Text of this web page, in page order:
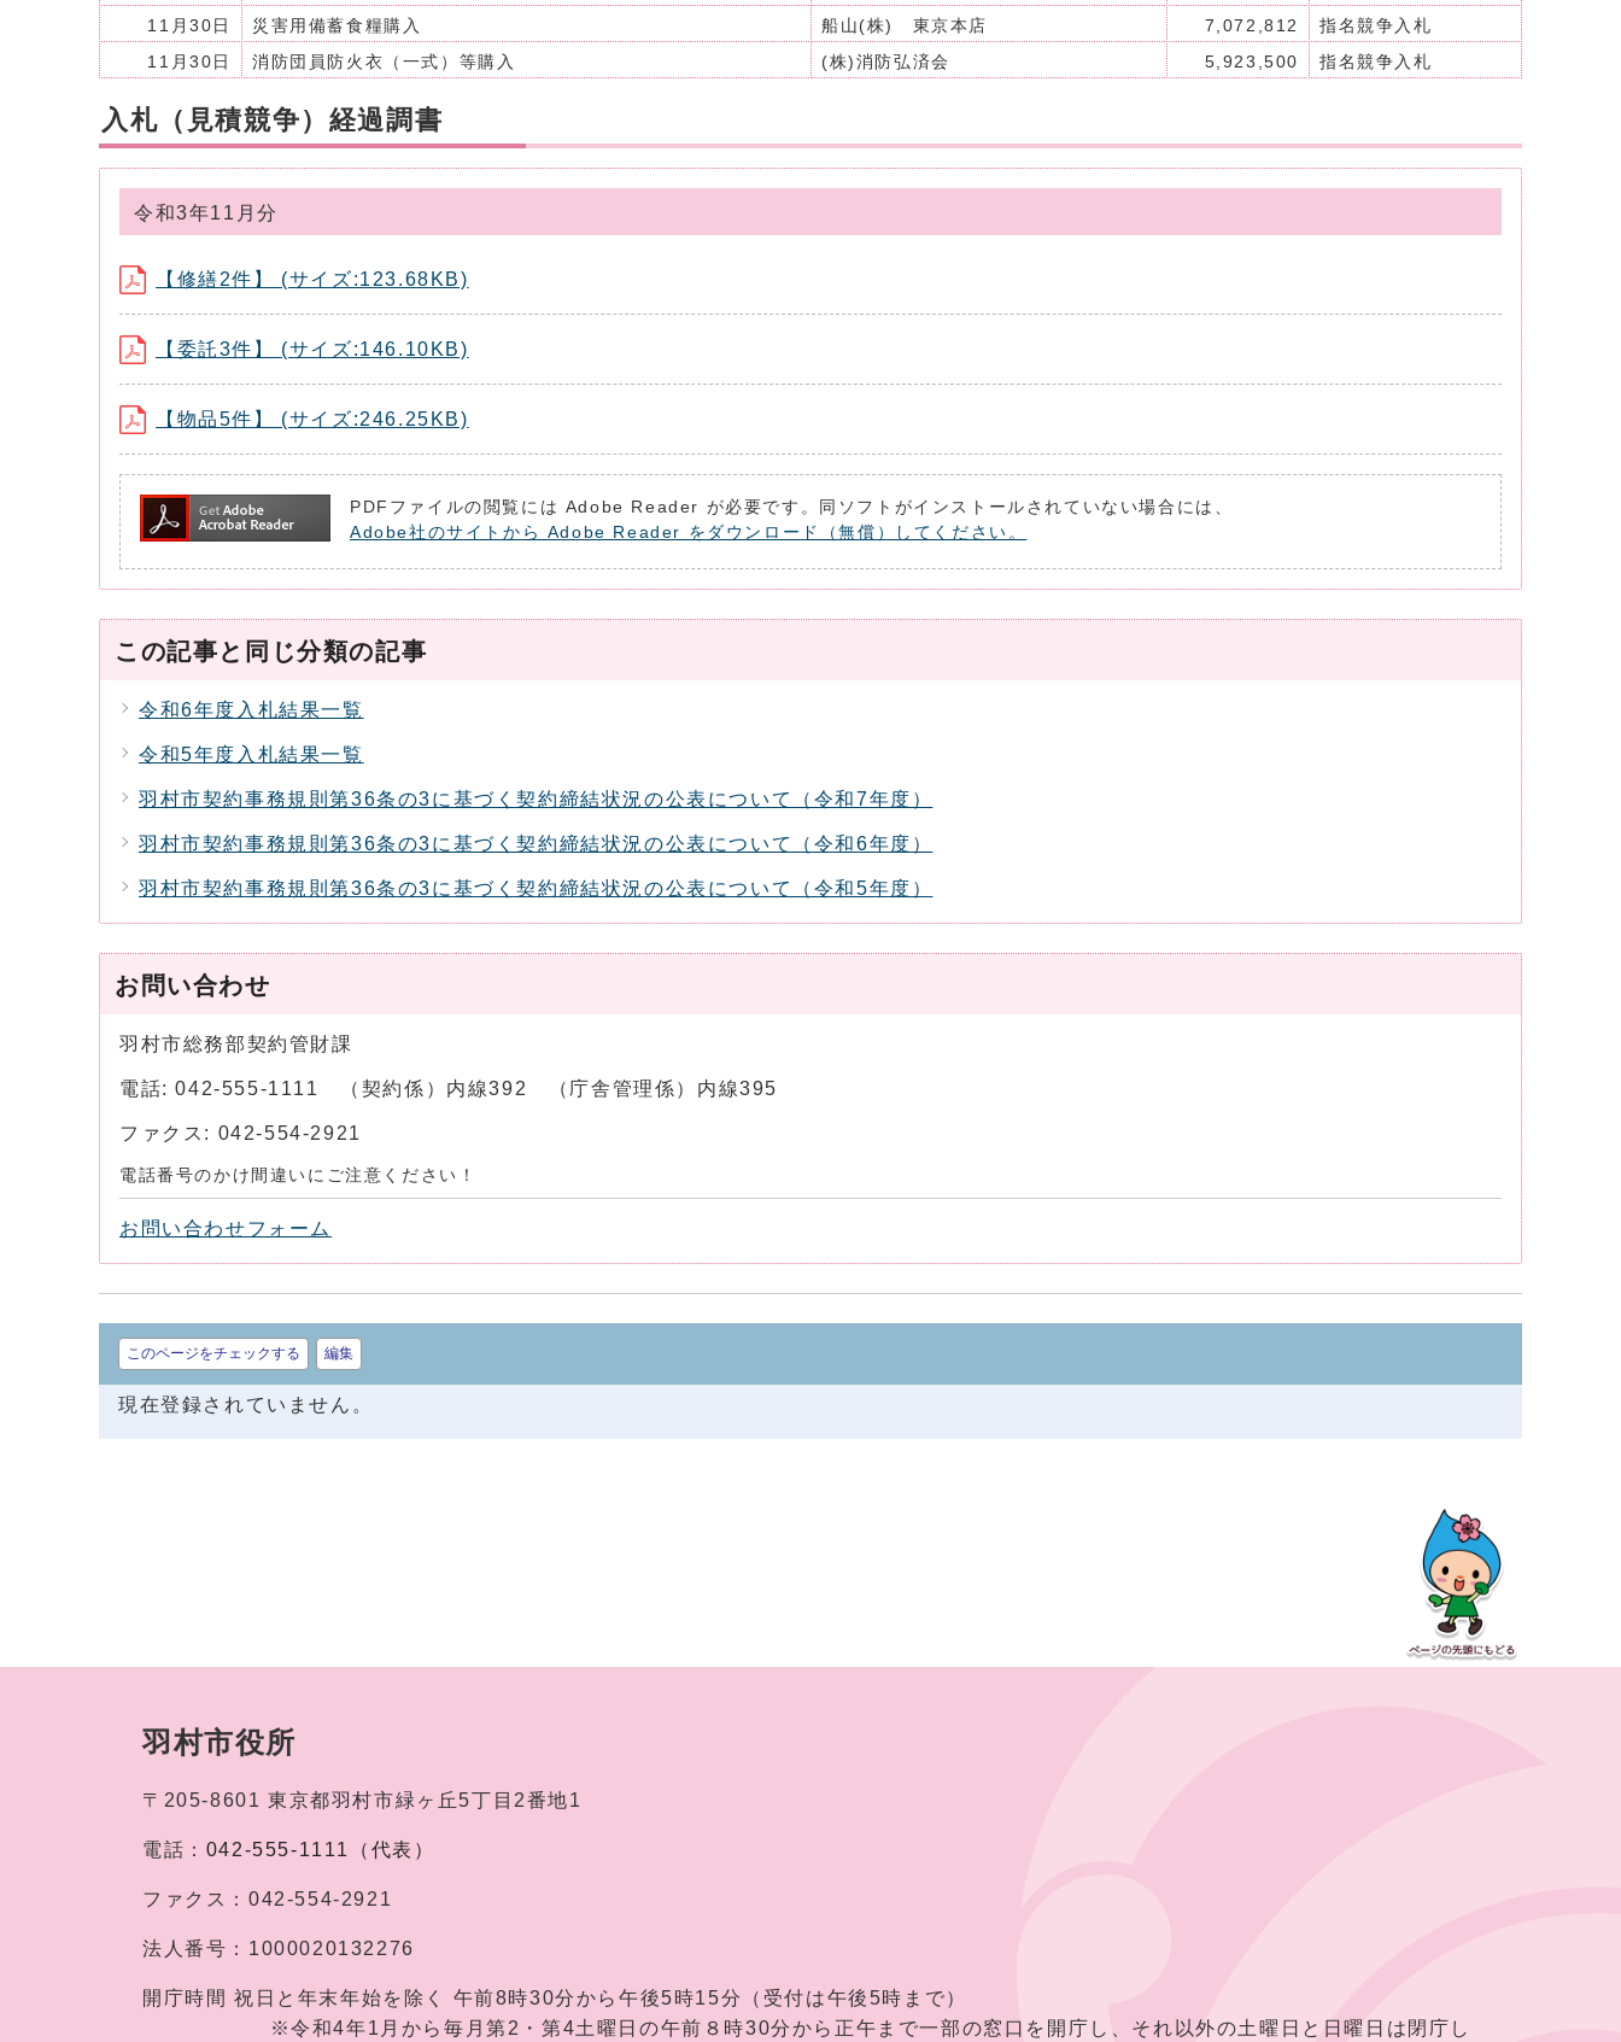
11月30日
災害用備蓄食糧購入 船山(株) 東京本店 7,072,812
指名競争入札
11月30日
消防団員防火衣（一式）等購入 (株)消防弘済会 5,923,500 指名競争入札
入札（見積競争）経過調書
令和3年11月分
【修繕2件】 (サイズ:123.68KB)
【委託3件】 (サイズ:146.10KB)
【物品5件】 (サイズ:246.25KB)
PDFファイルの閲覧には Adobe Reader が必要です。同ソフトがインストールされていない場合には、
Adobe社のサイトから Adobe Reader をダウンロード（無償）してください。
この記事と同じ分類の記事
令和6年度入札結果一覧
令和5年度入札結果一覧
羽村市契約事務規則第36条の3に基づく契約締結状況の公表について（令和7年度）
羽村市契約事務規則第36条の3に基づく契約締結状況の公表について（令和6年度）
羽村市契約事務規則第36条の3に基づく契約締結状況の公表について（令和5年度）
お問い合わせ
羽村市総務部契約管財課
電話: 042-555-1111 （契約係）内線392 （庁舎管理係）内線395
ファクス: 042-554-2921
電話番号のかけ間違いにご注意ください！
お問い合わせフォーム
このページをチェックする 編集
現在登録されていません。
羽村市役所
〒205-8601 東京都羽村市緑ヶ丘5丁目2番地1
電話： 042-555-1111（代表）
ファクス： 042-554-2921
法人番号： 1000020132276
開庁時間 祝日と年末年始を除く 午前8時30分から午後5時15分（受付は午後5時まで）
※令和4年1月から毎月第2・第4土曜日の午前８時30分から正午まで一部の窓口を開庁し、それ以外の土曜日と日曜日は閉庁し